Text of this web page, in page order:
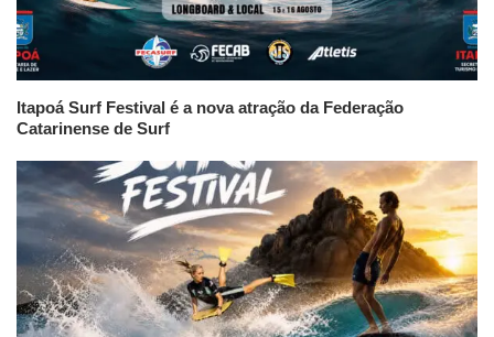
Itapoá Surf Festival é a nova atração da Federação
Catarinense de Surf